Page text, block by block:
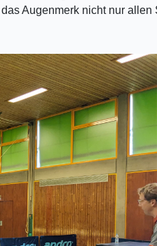
Augenmerk nicht nur